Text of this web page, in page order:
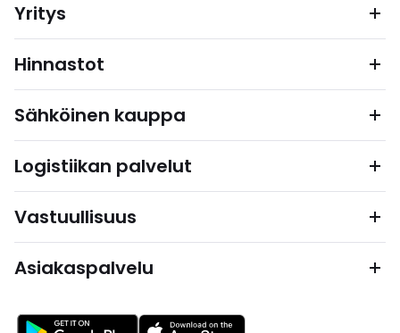
Yritys
Hinnastot
Sähköinen kauppa
Logistiikan palvelut
Vastuullisuus
Asiakaspalvelu